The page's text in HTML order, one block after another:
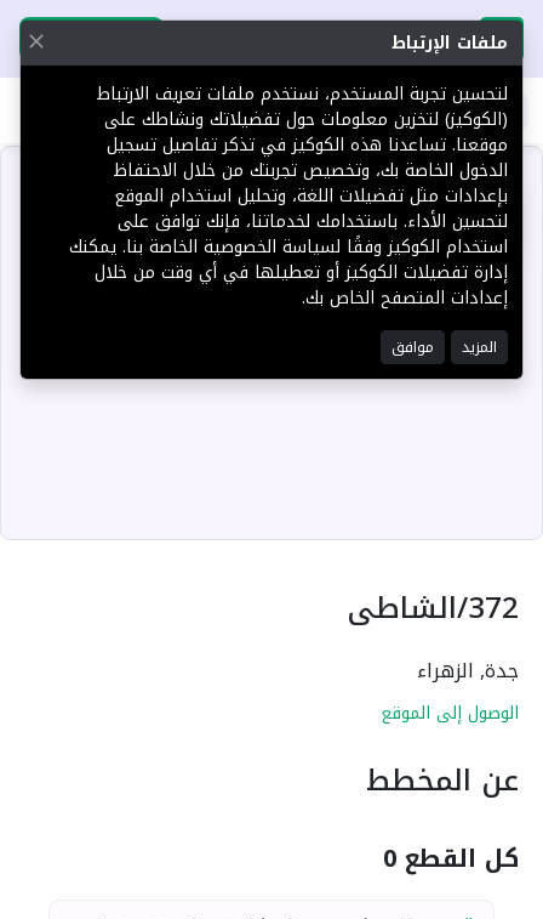
تحميل التطبيق تحميل التطبيق
اطلب عقارك
372/الشاطي
جدة, الزهراء
الوصول إلى الموقع
عن المخطط
كل القطع 0
ملفات الإرتباط
لتحسين تجربة المستخدم، نستخدم ملفات تعريف الارتباط
(الكوكيز) لتخزين معلومات حول تفضيلاتك ونشاطك على
موقعنا. تساعدنا هذه الكوكيز في تذكر تفاصيل تسجيل
الدخول الخاصة بك، وتخصيص تجربتك من خلال الاحتفاظ
بإعدادات مثل تفضيلات اللغة، وتحليل استخدام الموقع
لتحسين الأداء. باستخدامك لخدماتنا، فإنك توافق على
استخدام الكوكيز وفقًا لسياسة الخصوصية الخاصة بنا. يمكنك
إدارة تفضيلات الكوكيز أو تعطيلها في أي وقت من خلال
إعدادات المتصفح الخاص بك.
المزيد موافق